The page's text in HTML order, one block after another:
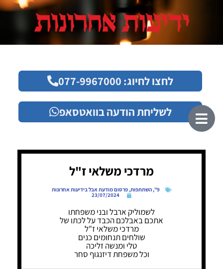
לחצו לחיוג: 077-9967000
לשליחת הודעה בוואטסאפ
מרדכי משלאי ז"ל
9"
,השתתפות,פרסום מודעת אבל בידיעות אחרונות
23/07/2024
לשמוליק ארבל ובני משפחתו
אתכם באבלכם הכבד על לכתו של
מרדכי משלאי ז"ל
שולחים תנחומים כנים
טלי ומנשה זליכה
וכל משפחת דיזנגוף סחר